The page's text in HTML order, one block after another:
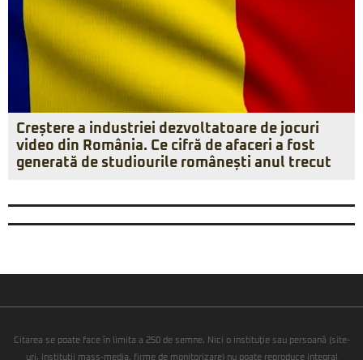
Creștere a industriei dezvoltatoare de jocuri
video din România. Ce cifră de afaceri a fost
generată de studiourile românești anul trecut
Citarea se poate face în limita a 250 de semne. Nici o instituţie sau persoană (site-
uri, instituţii mass-media, firme de monitorizare) nu poate reproduce integral